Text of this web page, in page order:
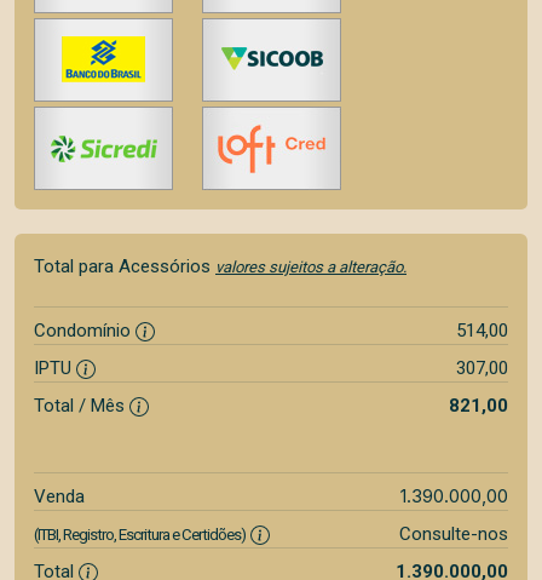
Total para Acessórios valores sujeitos a alteração.
Condomínio
514,00
IPTU
307,00
Total / Mês
821,00
Venda 1.390.000,00
(ITBI, Registro, Escritura e Certidões)
Consulte-nos
Total
1.390.000,00